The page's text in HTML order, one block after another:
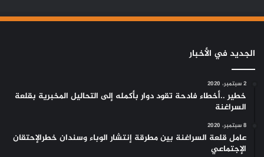
الجديد في الأخبار
2 سبتمبر، 2020
خطير ..أخطاء فادحة تقود دوار بأكمله إلى التحاليل المخبرية بقلعة
السراغنة
8 سبتمبر، 2020
عامل قلعة السراغنة بين مطرقة إنتشار الوباء وسندان خطرالإحتقان
الإجتماعي